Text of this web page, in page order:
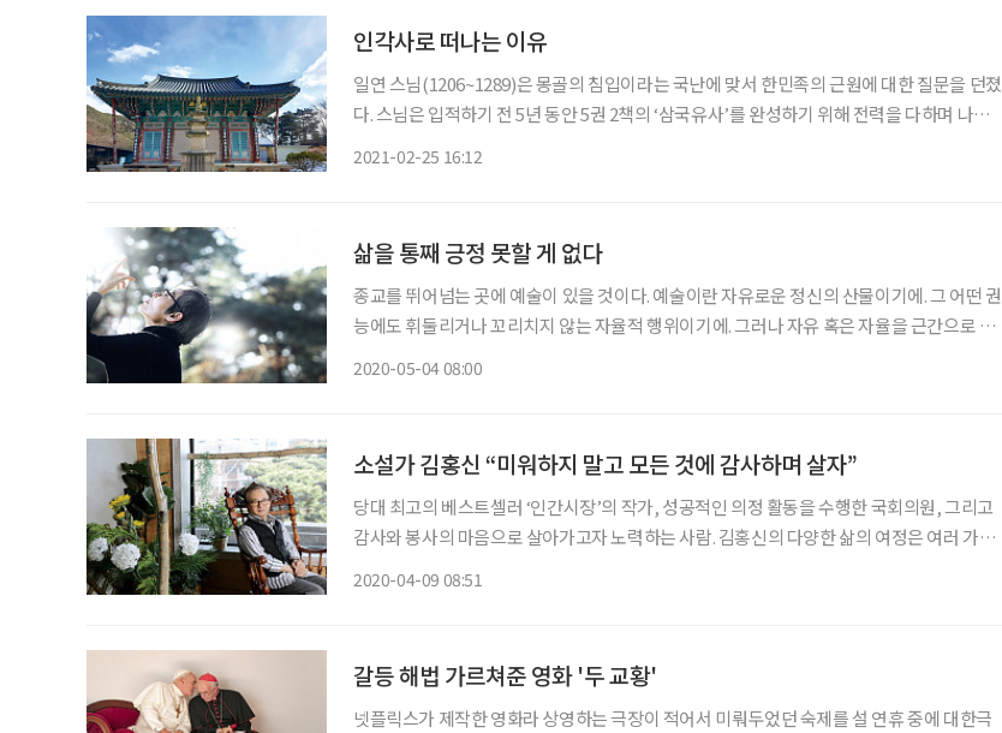
인각사로 떠나는 이유
일연 스님(1206~1289)은 몽골의 침입이라는 국난에 맞서 한민족의 근원에 대한 질문을 던졌
다. 스님은 입적하기 전 5년 동안 5권 2책의 ‘삼국유사’를 완성하기 위해 전력을 다하며 나름
2021-02-25 16:12
삶을 통째 긍정 못할 게 없다
종교를 뛰어넘는 곳에 예술이 있을 것이다. 예술이란 자유로운 정신의 산물이기에. 그 어떤 권
능에도 휘둘리거나 꼬리치지 않는 자율적 행위이기에. 그러나 자유 혹은 자율을 근간으로 삼
2020-05-04 08:00
소설가 김홍신 “미워하지 말고 모든 것에 감사하며 살자”
당대 최고의 베스트셀러 ‘인간시장’의 작가, 성공적인 의정 활동을 수행한 국회의원, 그리고
감사와 봉사의 마음으로 살아가고자 노력하는 사람. 김홍신의 다양한 삶의 여정은 여러 가지
2020-04-09 08:51
갈등 해법 가르쳐준 영화 '두 교황'
넷플릭스가 제작한 영화라 상영하는 극장이 적어서 미뤄두었던 숙제를 설 연휴 중에 대한극